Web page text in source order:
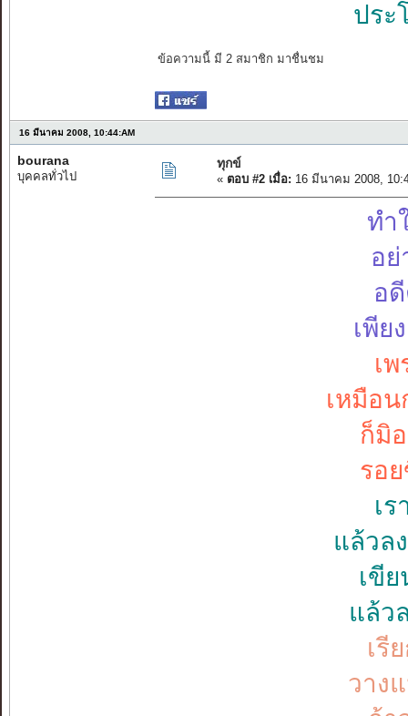
ประ
ข้อความนี้ มี 2 สมาชิก มาชื่นชม
16 มีนาคม 2008, 10:44:AM
bourana
บุคคลทั่วไป
ทุกข์
« ตอบ #2 เมื่อ: 16 มีนาคม 2008,
ทำ
อ
อ
เพีย
เ
เหมือ
ก็มิ
รอ
เ
แล้วล
เขี
แล้ว
เรี
วาง